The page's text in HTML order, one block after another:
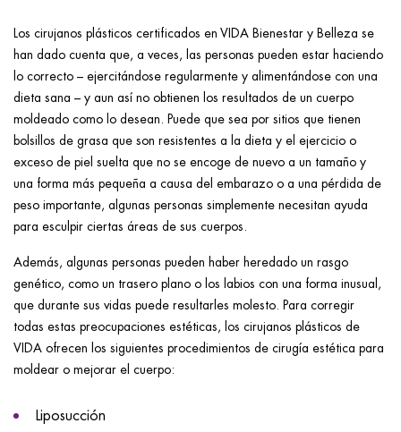
Los cirujanos plásticos certificados en VIDA Bienestar y Belleza se
han dado cuenta que, a veces, las personas pueden estar haciendo
lo correcto – ejercitándose regularmente y alimentándose con una
dieta sana – y aun así no obtienen los resultados de un cuerpo
moldeado como lo desean. Puede que sea por sitios que tienen
bolsillos de grasa que son resistentes a la dieta y el ejercicio o
exceso de piel suelta que no se encoge de nuevo a un tamaño y
una forma más pequeña a causa del embarazo o a una pérdida de
peso importante, algunas personas simplemente necesitan ayuda
para esculpir ciertas áreas de sus cuerpos.
Además, algunas personas pueden haber heredado un rasgo
genético, como un trasero plano o los labios con una forma inusual,
que durante sus vidas puede resultarles molesto. Para corregir
todas estas preocupaciones estéticas, los cirujanos plásticos de
VIDA ofrecen los siguientes procedimientos de cirugía estética para
moldear o mejorar el cuerpo:
Liposucción